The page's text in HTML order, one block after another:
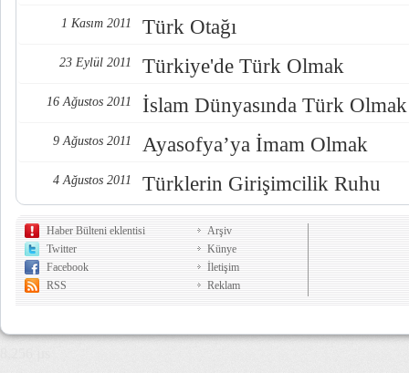
1 Kasım 2011 Türk Otağı
23 Eylül 2011 Türkiye'de Türk Olmak
16 Ağustos 2011 İslam Dünyasında Türk Olmak
9 Ağustos 2011 Ayasofya’ya İmam Olmak
4 Ağustos 2011 Türklerin Girişimcilik Ruhu
Haber Bülteni eklentisi
Twitter
Facebook
RSS
Arşiv
Künye
İletişim
Reklam